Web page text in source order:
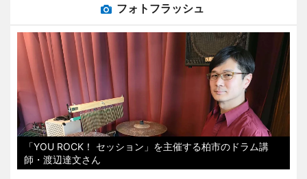
フォトフラッシュ
「YOU ROCK！ セッション」を主催する柏市のドラム講
師・渡辺達文さん